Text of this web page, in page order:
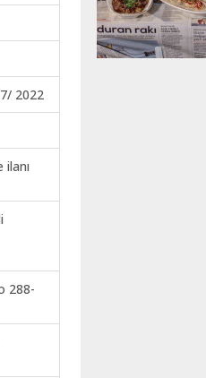
2022
288-